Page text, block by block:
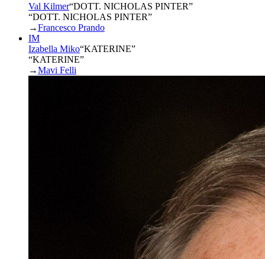
Val Kilmer“DOTT. NICHOLAS PINTER”
“DOTT. NICHOLAS PINTER”
→Francesco Prando
IM
Izabella Miko“KATERINE”
“KATERINE”
→Mavi Felli